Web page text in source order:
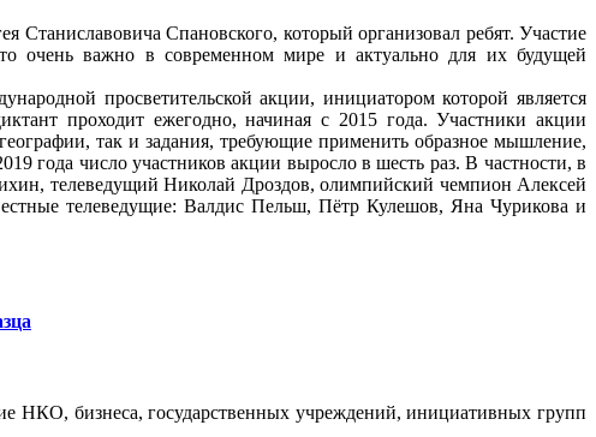
Станиславовича Спановского, который организовал ребят. Участие
очень важно в современном мире и актуально для их будущей
просветительской акции, инициатором которой является
проходит ежегодно, начиная с 2015 года. Участники акции
так и задания, требующие применить образное мышление,
года число участников акции выросло в шесть раз. В частности, в
телеведущий Николай Дроздов, олимпийский чемпион Алексей
телеведущие: Валдис Пельш, Пётр Кулешов, Яна Чурикова и
НКО, бизнеса, государственных учреждений, инициативных групп